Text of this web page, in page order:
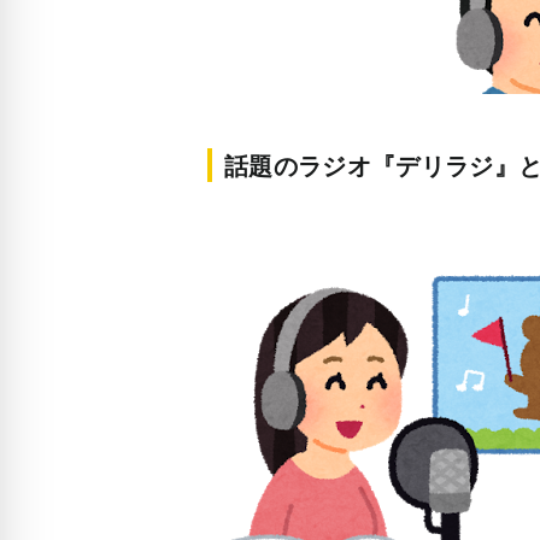
話題のラジオ『デリラジ』